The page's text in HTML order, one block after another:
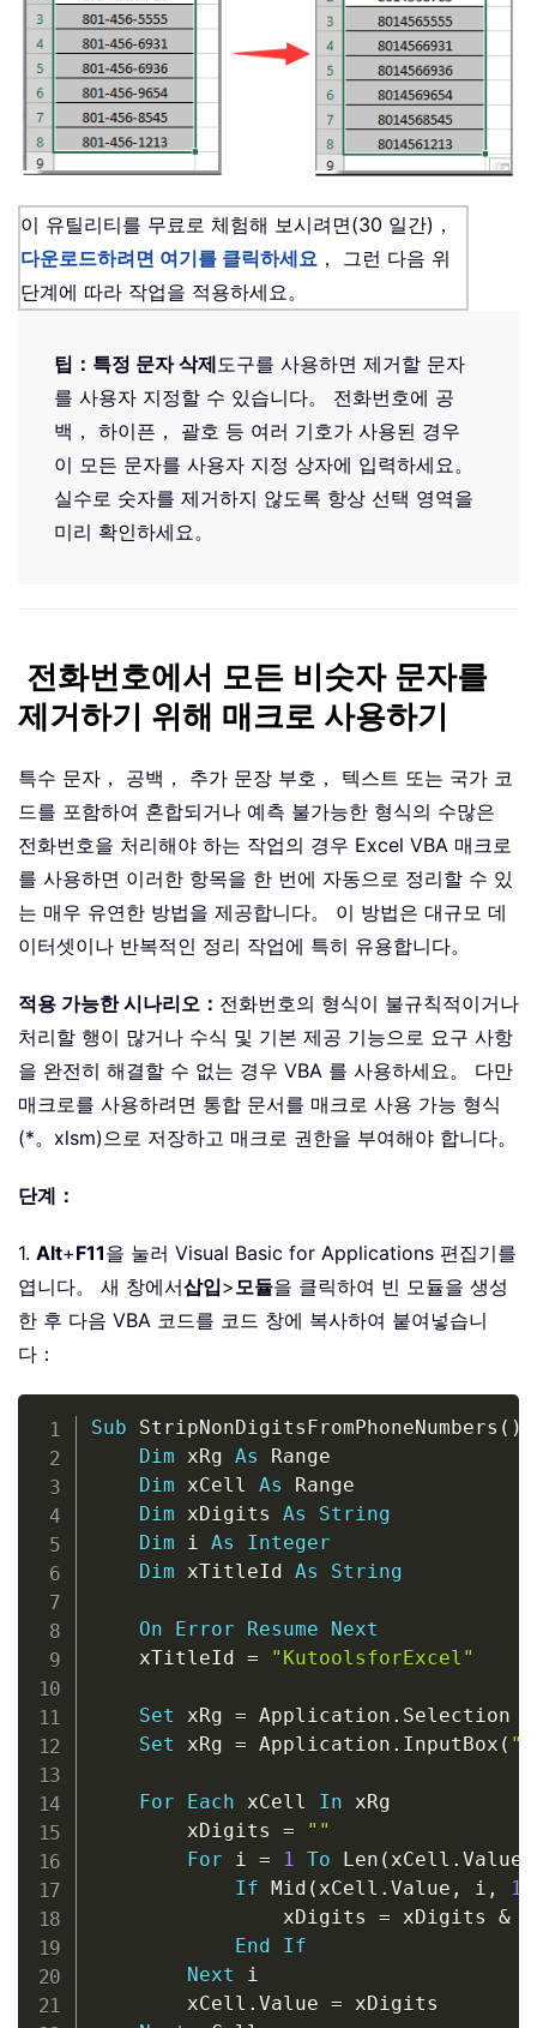
이 유틸리티를 무료로 체험해 보시려면(30 일간)，
다운로드하려면 여기를 클릭하세요 ， 그런 다음 위
단계에 따라 작업을 적용하세요。
팁： 특정 문자 삭제도구를 사용하면 제거할 문자
를 사용자 지정할 수 있습니다。 전화번호에 공
백， 하이픈， 괄호 등 여러 기호가 사용된 경우
이 모든 문자를 사용자 지정 상자에 입력하세요。
실수로 숫자를 제거하지 않도록 항상 선택 영역을
미리 확인하세요。
전화번호에서 모든 비숫자 문자를
제거하기 위해 매크로 사용하기
특수 문자， 공백， 추가 문장 부호， 텍스트 또는 국가 코
드를 포함하여 혼합되거나 예측 불가능한 형식의 수많은
전화번호을 처리해야 하는 작업의 경우 Excel VBA 매크로
를 사용하면 이러한 항목을 한 번에 자동으로 정리할 수 있
는 매우 유연한 방법을 제공합니다。 이 방법은 대규모 데
이터셋이나 반복적인 정리 작업에 특히 유용합니다。
적용 가능한 시나리오： 전화번호의 형식이 불규칙적이거나
처리할 행이 많거나 수식 및 기본 제공 기능으로 요구 사항
을 완전히 해결할 수 없는 경우 VBA 를 사용하세요。 다만
매크로를 사용하려면 통합 문서를 매크로 사용 가능 형식
(*。xlsm)으로 저장하고 매크로 권한을 부여해야 합니다。
단계：
1. Alt+F11을 눌러 Visual Basic for Applications 편집기를
엽니다。 새 창에서삽입>모듈을 클릭하여 빈 모듈을 생성
한 후 다음 VBA 코드를 코드 창에 복사하여 붙여넣습니
다：
Sub StripNonDigitsFromPhoneNumbers ( )
Dim xRg As Range
Dim xCell As Range
Dim xDigits As
String
Dim i As
Integer
Dim xTitleId As String
On Error Resume
Next
    xTitleId
= "KutoolsforExcel"
Set xRg = Application . Selection
Set xRg = Application . InputBox (
For Each xCell In xRg
        xDigits
=
""
For i = 1 To Len ( xCell . Value
If Mid ( xCell . Value , i , 1
                xDigits
= xDigits &
End
If
Next i
        xCell
. Value = xDigits
Copy